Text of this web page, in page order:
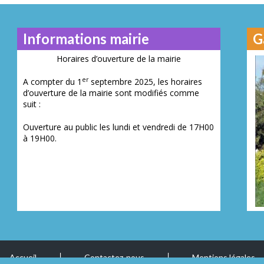
Mai 2016
N° 26
Juillet 2014
N° 23
Novembre 2013
N°
Informations mairie
Horaires d’ouverture de la mairie
A compter du 1 erseptembre 2025, les horaires
d’ouverture de la mairie sont modifiés comme
suit :
Ouverture au public les lundi et vendredi de 17H00
à 19H00.
Accueil Contactez-nous Mentions légales